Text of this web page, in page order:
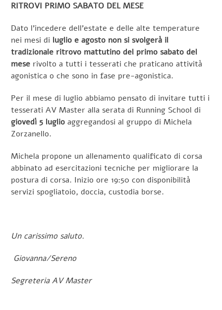
RITROVI PRIMO SABATO DEL MESE
Dato l’incedere dell’estate e delle alte temperature
nei mesi di luglio e agosto non si svolgerà il
tradizionale ritrovo mattutino del primo sabato del
mese rivolto a tutti i tesserati che praticano attività
agonistica o che sono in fase pre-agonistica.
Per il mese di luglio abbiamo pensato di invitare tutti i
tesserati AV Master alla serata di Running School di
giovedì 5 luglio aggregandosi al gruppo di Michela
Zorzanello.
Michela propone un allenamento qualificato di corsa
abbinato ad esercitazioni tecniche per migliorare la
postura di corsa. Inizio ore 19:50 con disponibilità
servizi spogliatoio, doccia, custodia borse.
Un carissimo saluto.
Giovanna/Sereno
Segreteria AV Master